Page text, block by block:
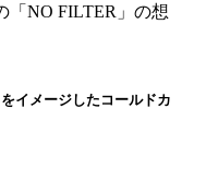
「NO FILTER」の想
イメージしたコールドカ